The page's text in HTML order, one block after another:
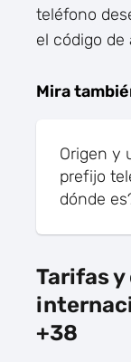
teléfono
el código de
Mira
Origen y
prefijo
dónde
Tarifas
+38